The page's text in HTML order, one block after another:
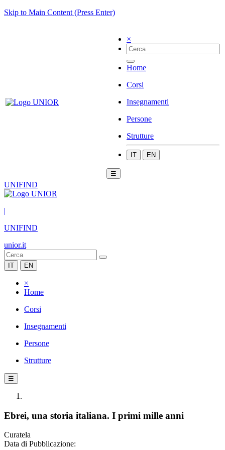
Skip to Main Content (Press Enter)
×
Home
Corsi
Insegnamenti
Persone
Strutture
IT EN
☰
UNIFIND
|
UNIFIND
unior.it
IT EN
×
Home
Corsi
Insegnamenti
Persone
Strutture
☰
Ebrei, una storia italiana. I primi mille anni
Curatela
Data di Pubblicazione: